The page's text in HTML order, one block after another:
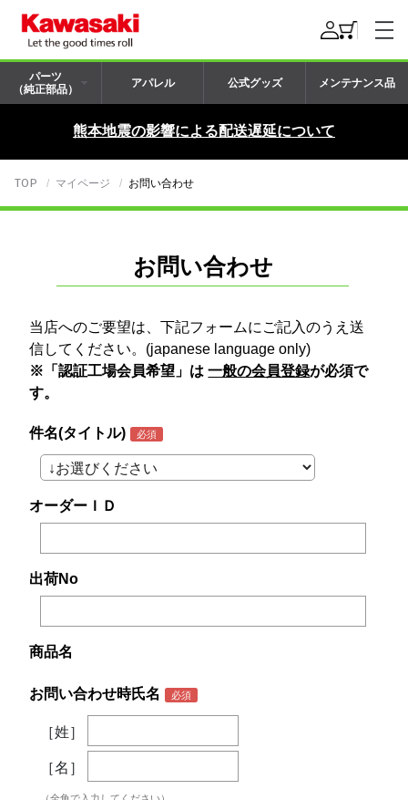
パーツ
（純正部品）
アパレル 公式グッズ メンテナンス品
熊本地震の影響による配送遅延について
TOP マイページ お問い合わせ
お問い合わせ
当店へのご要望は、下記フォームにご記入のうえ送
信してください。(japanese language only)
※「認証工場会員希望」は一般の会員登録が必須で
す。
件名(タイトル)
オーダーＩＤ
出荷No
商品名
お問い合わせ時氏名
［姓］
［名］